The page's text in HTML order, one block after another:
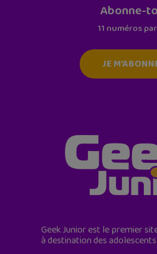
Abonne-
11 numéros
JE
Geek Junior est le premier
à destination des adolescents.